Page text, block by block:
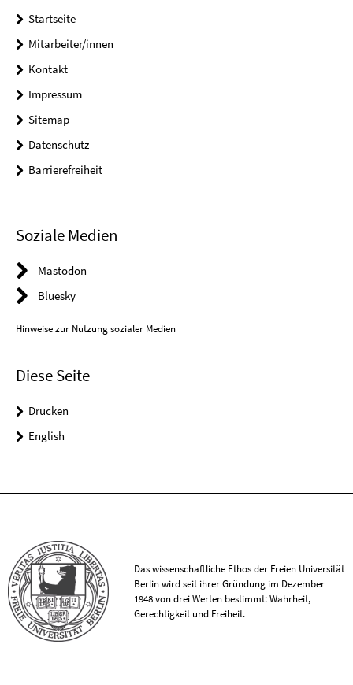
Startseite
Mitarbeiter/innen
Kontakt
Impressum
Sitemap
Datenschutz
Barrierefreiheit
Soziale Medien
Mastodon
Bluesky
Hinweise zur Nutzung sozialer Medien
Diese Seite
Drucken
English
Das wissenschaftliche Ethos der Freien Universität
Berlin wird seit ihrer Gründung im Dezember
1948 von drei Werten bestimmt: Wahrheit,
Gerechtigkeit und Freiheit.